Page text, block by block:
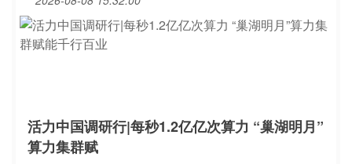
活力中国调研行|每秒1.2亿亿次算力 “巢湖明月”
算力集群赋